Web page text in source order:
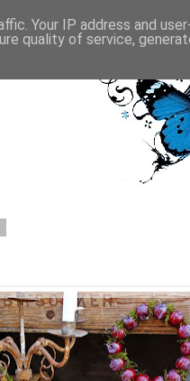
Your IP address and
quality of service,